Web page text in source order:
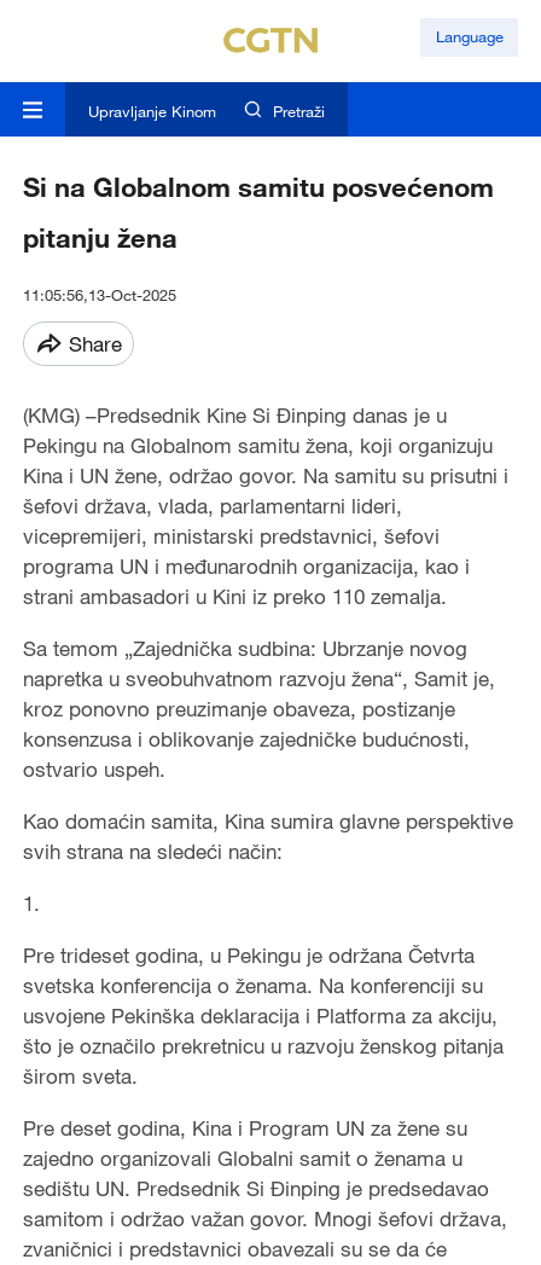
Language
Upravljanje Kinom Pretraži
Si na Globalnom samitu posvećenom
pitanju žena
11:05:56,13-Oct-2025
Share
(KMG) –Predsednik Kine Si Đinping danas je u
Pekingu na Globalnom samitu žena, koji organizuju
Kina i UN žene, održao govor. Na samitu su prisutni i
šefovi država, vlada, parlamentarni lideri,
vicepremijeri, ministarski predstavnici, šefovi
programa UN i međunarodnih organizacija, kao i
strani ambasadori u Kini iz preko 110 zemalja.
Sa temom „Zajednička sudbina: Ubrzanje novog
napretka u sveobuhvatnom razvoju žena“, Samit je,
kroz ponovno preuzimanje obaveza, postizanje
konsenzusa i oblikovanje zajedničke budućnosti,
ostvario uspeh.
Kao domaćin samita, Kina sumira glavne perspektive
svih strana na sledeći način:
1.
Pre trideset godina, u Pekingu je održana Četvrta
svetska konferencija o ženama. Na konferenciji su
usvojene Pekinška deklaracija i Platforma za akciju,
što je označilo prekretnicu u razvoju ženskog pitanja
širom sveta.
Pre deset godina, Kina i Program UN za žene su
zajedno organizovali Globalni samit o ženama u
sedištu UN. Predsednik Si Đinping je predsedavao
samitom i održao važan govor. Mnogi šefovi država,
zvaničnici i predstavnici obavezali su se da će